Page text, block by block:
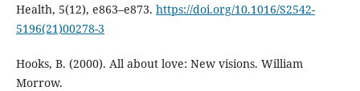
Health, 5(12), e863–e873. https://doi.org/10.1016/S2542-
5196(21)00278-3
Hooks, B. (2000). All about love: New visions. William
Morrow.